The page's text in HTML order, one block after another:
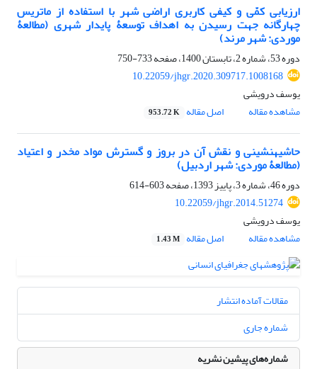
ارزیابی کمّی و کیفی کاربری اراضی شهر با استفاده از ماتریس
چهارگانه جهت رسیدن به اهداف توسعۀ پایدار شهری (مطالعۀ
موردی: شهر مرند)
دوره 53، شماره 2، تابستان 1400، صفحه
733-750
10.22059/jhgr.2020.309717.1008168
یوسف درویشی
مشاهده مقاله
اصل مقاله 953.72 K
حاشیه‎نشینی و نقش آن در بروز و گسترش مواد مخدر و اعتیاد
(مطالعۀ موردی: شهر اردبیل)
دوره 46، شماره 3، پاییز 1393، صفحه
603-614
10.22059/jhgr.2014.51274
یوسف درویشی
مشاهده مقاله
اصل مقاله 1.43 M
مقالات آماده انتشار
شماره جاری
شماره‌های پیشین نشریه